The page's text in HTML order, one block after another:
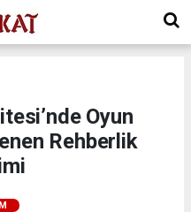
Oyun
Rehberlik